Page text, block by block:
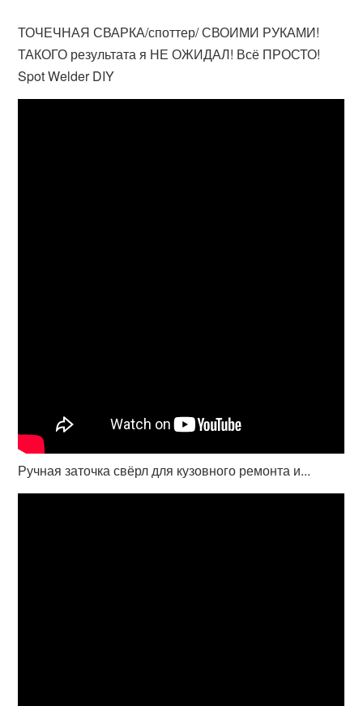
ТОЧЕЧНАЯ СВАРКА/споттер/ СВОИМИ РУКАМИ!
ТАКОГО результата я НЕ ОЖИДАЛ! Всё ПРОСТО!
Spot Welder DIY
Ручная заточка свёрл для кузовного ремонта и...